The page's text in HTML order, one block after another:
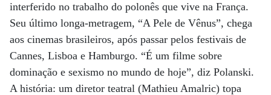
interferido no trabalho do polonês que vive na França.
Seu último longa-metragem, “A Pele de Vênus”, chega
aos cinemas brasileiros, após passar pelos festivais de
Cannes, Lisboa e Hamburgo. “É um filme sobre
dominação e sexismo no mundo de hoje”, diz Polanski.
A história: um diretor teatral (Mathieu Amalric) topa